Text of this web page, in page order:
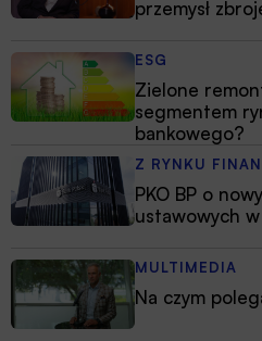
przemysł
ESG
Zielone
segmentem
bankowego?
Z RYNKU
PKO BP o
ustawowych
MULTIMEDIA
Na czym